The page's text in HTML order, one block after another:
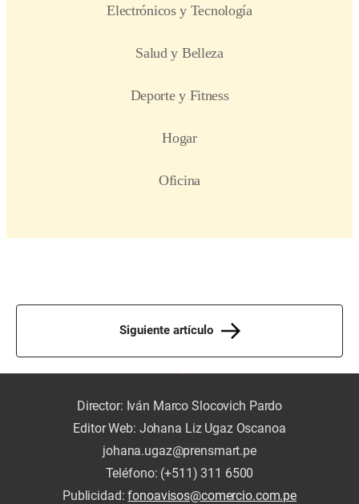
Siguiente artículo
Director: Iván Marco Slocovich Pardo
Editor Web: Johana Liz Ugaz Oscanoa
johana.ugaz@prensmart.pe
Teléfono: (+511) 311 6500
Publicidad:fonoavisos@comercio.com.pe